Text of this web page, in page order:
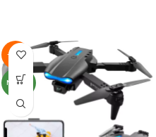
Disfruta de una conexión más
fuerte y estable, incluso en áreas
con señal débil en tu hogar
Simplemente conecta la antena a
un puerto USB de tu computadora
y sigue las instrucciones
-26%
NUEVO